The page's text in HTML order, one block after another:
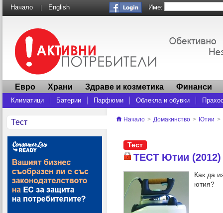
Начало English Име:
Евро Храни Здраве и козметика Финанси
Климатици Батерии Парфюми Облекла и обувки
Тест Начало > Домакинство > Ютии >
Тест
ТЕСТ Ютии (2012)
Как да
ютия?